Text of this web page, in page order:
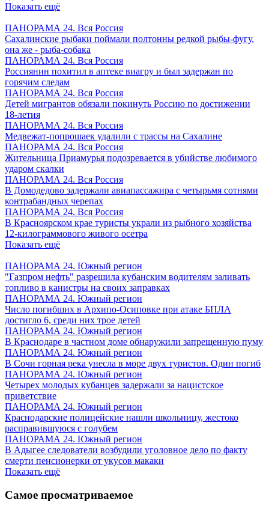
Показать ещё
ПАНОРАМА 24. Вся Россия
Сахалинские рыбаки поймали полтонны редкой рыбы-фугу,
она же - рыба-собака
ПАНОРАМА 24. Вся Россия
Россиянин похитил в аптеке виагру и был задержан по
горячим следам
ПАНОРАМА 24. Вся Россия
Детей мигрантов обязали покинуть Россию по достижении
18-летия
ПАНОРАМА 24. Вся Россия
Медвежат-попрошаек удалили с трассы на Сахалине
ПАНОРАМА 24. Вся Россия
Жительница Приамурья подозревается в убийстве любимого
ударом скалки
ПАНОРАМА 24. Вся Россия
В Домодедово задержали авиапассажира с четырьмя сотнями
контрабандных черепах
ПАНОРАМА 24. Вся Россия
В Красноярском крае туристы украли из рыбного хозяйства
12-килограммового живого осетра
Показать ещё
ПАНОРАМА 24. Южный регион
"Газпром нефть" разрешила кубанским водителям заливать
топливо в канистры на своих заправках
ПАНОРАМА 24. Южный регион
Число погибших в Архипо-Осиповке при атаке БПЛА
достигло 6, среди них трое детей
ПАНОРАМА 24. Южный регион
В Краснодаре в частном доме обнаружили запрещенную пуму
ПАНОРАМА 24. Южный регион
В Сочи горная река унесла в море двух туристов. Один погиб
ПАНОРАМА 24. Южный регион
Четырех молодых кубанцев задержали за нацистское
приветствие
ПАНОРАМА 24. Южный регион
Краснодарские полицейские нашли школьницу, жестоко
расправившуюся с голубем
ПАНОРАМА 24. Южный регион
В Адыгее следователи возбудили уголовное дело по факту
смерти пенсионерки от укусов макаки
Показать ещё
Самое просматриваемое